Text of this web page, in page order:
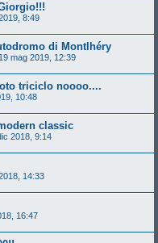
8:49
di Montlhéry
19 mag 2019, 12:39
triciclo noooo....
10:48
classic
2018, 9:14
14:33
16:47